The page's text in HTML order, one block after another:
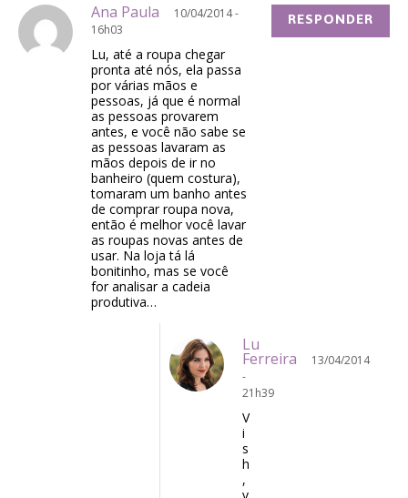
Ana Paula
10/04/2014 -
16h03
Lu, até a roupa chegar
pronta até nós, ela passa
por várias mãos e
pessoas, já que é normal
as pessoas provarem
antes, e você não sabe se
as pessoas lavaram as
mãos depois de ir no
banheiro (quem costura),
tomaram um banho antes
de comprar roupa nova,
então é melhor você lavar
as roupas novas antes de
usar. Na loja tá lá
bonitinho, mas se você
for analisar a cadeia
produtiva…
RESPONDER
Lu
Ferreira
13/04/2014
-
21h39
V
i
s
h
,
v